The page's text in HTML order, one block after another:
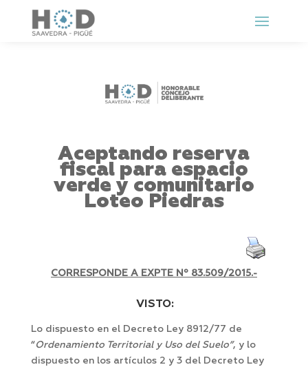
Aceptando reserva
fiscal para espacio
verde y comunitario
Loteo Piedras
CORRESPONDE A EXPTE Nº 83.509/2015.-
VISTO:
Lo dispuesto en el Decreto Ley 8912/77 de
“Ordenamiento Territorial y Uso del Suelo”, y lo
dispuesto en los artículos 2 y 3 del Decreto Ley